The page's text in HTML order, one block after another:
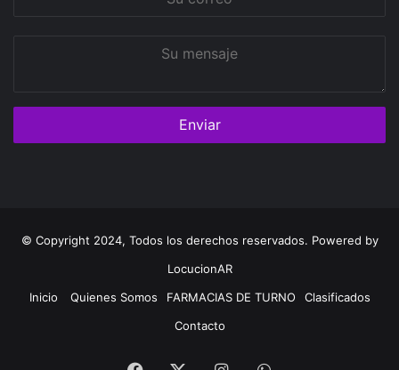
© Copyright 2024, Todos los derechos reservados. Powered by
LocucionAR
Inicio
Quienes Somos FARMACIAS DE TURNO
Clasificados
Contacto